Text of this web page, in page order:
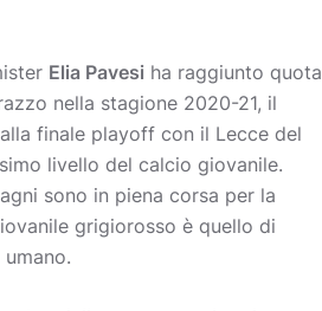
Elia Pavesi ha raggiunto quota
nella stagione 2020-21, il
finale playoff con il Lecce del
livello del calcio giovanile.
sono in piena corsa per la
grigiorosso è quello di